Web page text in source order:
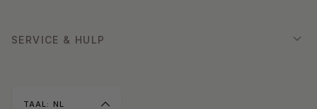
SERVICE & HULP
TAAL: NL